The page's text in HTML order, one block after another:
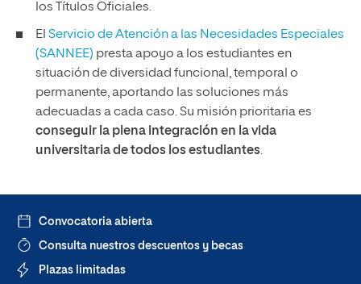
los Títulos Oficiales.
El Servicio de Atención a las Necesidades Especiales
(SANNEE) presta apoyo a los estudiantes en
situación de diversidad funcional, temporal o
permanente, aportando las soluciones más
adecuadas a cada caso. Su misión prioritaria es
conseguir la plena integración en la vida
universitaria de todos los estudiantes.
Convocatoria abierta
Consulta nuestros descuentos y becas
Plazas limitadas